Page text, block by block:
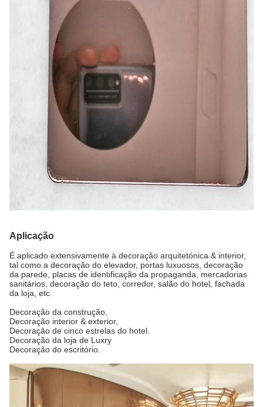
Aplicação
É aplicado extensivamente à decoração arquitetónica & interior,
tal como a decoração do elevador, portas luxuosos, decoração
da parede, placas de identificação da propaganda, mercadorias
sanitários, decoração do teto, corredor, salão do hotel, fachada
da loja, etc.
Decoração da construção,
Decoração interior & exterior,
Decoração de cinco estrelas do hotel.
Decoração da loja de Luxry
Decoração do escritório.